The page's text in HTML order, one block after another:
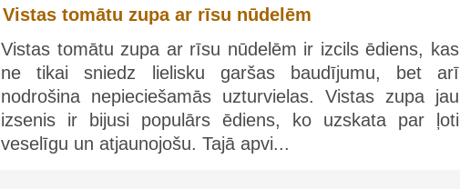
Vistas tomātu zupa ar rīsu nūdelēm
Vistas tomātu zupa ar rīsu nūdelēm ir izcils ēdiens, kas
ne tikai sniedz lielisku garšas baudījumu, bet arī
nodrošina nepieciešamās uzturvielas. Vistas zupa jau
izsenis ir bijusi populārs ēdiens, ko uzskata par ļoti
veselīgu un atjaunojošu. Tajā apvi...